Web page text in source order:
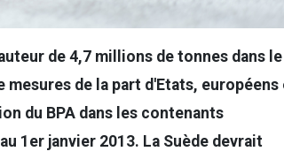
de 4,7 millions de tonnes dans le
mesures de la part d'Etats, européens
du BPA dans les contenants
1er janvier 2013. La Suède devrait